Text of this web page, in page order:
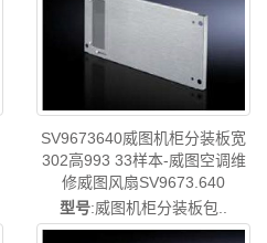
SV9673640威图机柜分装板宽
302高993 33样本-威图空调维
修威图风扇SV9673.640
型号:威图机柜分装板包..